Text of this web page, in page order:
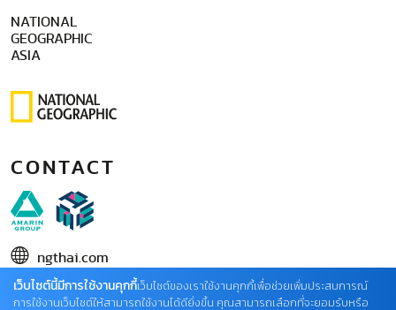
NATIONAL
GEOGRAPHIC
ASIA
CONTACT
ngthai.com
บริษัท เอเอ็มอี อิมเมจิเนทีฟ จำกัด
ในเครือ บริษัท อมรินทร์ คอร์เปอเรชั่นส์ จำกัด (มหาชน)
เว็บไซต์นี้มีการใช้งานคุกกี้เว็บไซต์ของเราใช้งานคุกกี้เพื่อช่วยเพิ่มประสบการณ์
การใช้งานเว็บไซต์ให้สามารถใช้งานได้ดียิ่งขึ้น คุณสามารถเลือกที่จะยอมรับหรือ